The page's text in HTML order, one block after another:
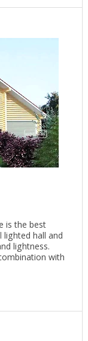
is the best
hall and
lightness.
with